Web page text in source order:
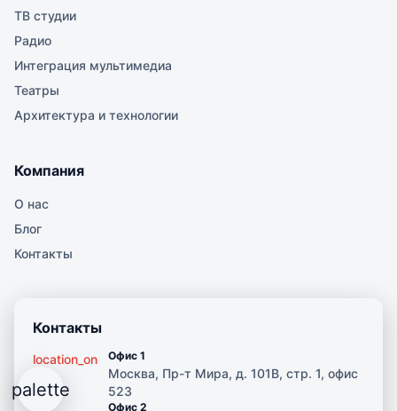
palette
ТВ студии
Радио
Интеграция мультимедиа
Театры
Архитектура и технологии
Компания
О нас
Блог
Контакты
Контакты
location_on Офис 1
Москва, Пр-т Мира, д. 101В, стр. 1, офис
523
Офис 2